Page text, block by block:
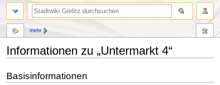
Informationen zu „Untermarkt 4“
Navigation
Suche
Basisinformationen
mehr